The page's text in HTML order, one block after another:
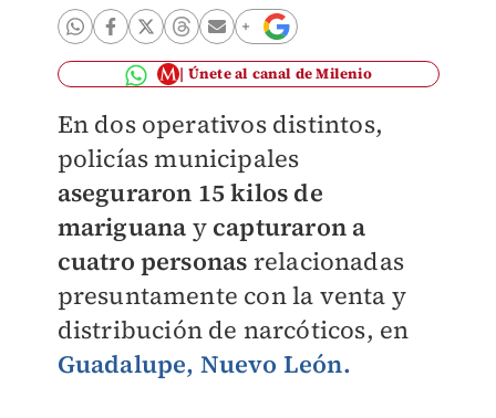
Únete al canal de Milenio
En dos operativos distintos,
policías municipales
aseguraron 15 kilos de
mariguana y capturaron a
cuatro personas relacionadas
presuntamente con la venta y
distribución de narcóticos, en
Guadalupe, Nuevo León.